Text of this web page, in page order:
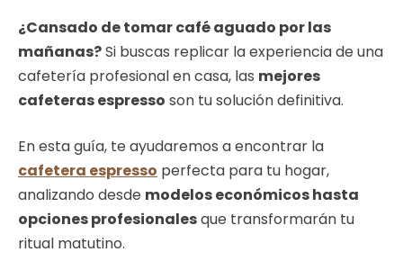
¿Cansado de tomar café aguado por las
mañanas?Si buscas replicar la experiencia de una
cafetería profesional en casa, las mejores
cafeteras espresso son tu solución definitiva.
En esta guía, te ayudaremos a encontrar la
cafetera espresso perfecta para tu hogar,
analizando desde modelos económicos hasta
opciones profesionalesque transformarán tu
ritual matutino.